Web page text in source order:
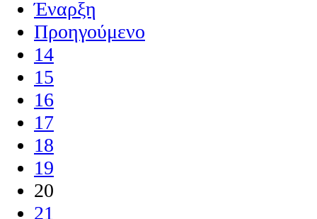
Έναρξη
Προηγούμενο
14
15
16
17
18
19
20
21